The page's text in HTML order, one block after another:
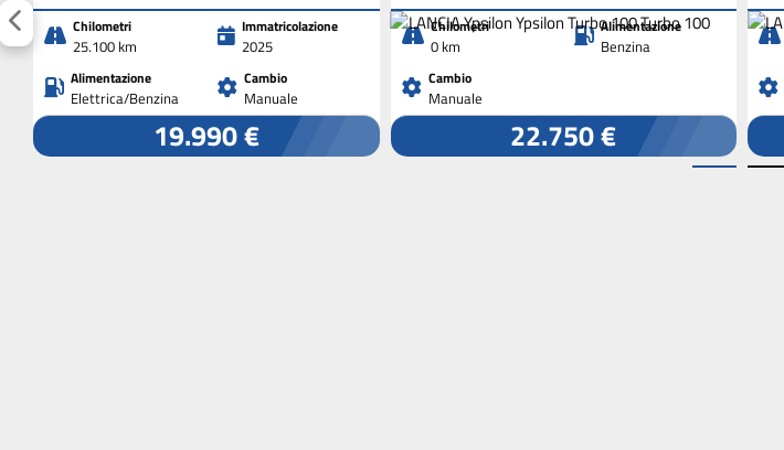
Chilometri
25.100 km
Immatricolazione
2025
Alimentazione
Elettrica/Benzina
Cambio
Manuale
19.990 €
Chilometri
0 km
Alimentazione
Benzina
Cambio
Manuale
22.750 €